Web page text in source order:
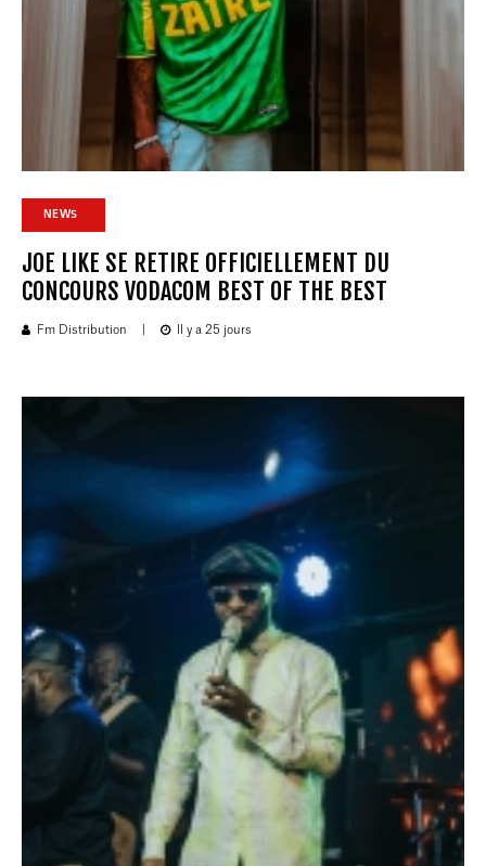
NEWS
JOE LIKE SE RETIRE OFFICIELLEMENT DU
CONCOURS VODACOM BEST OF THE BEST
Fm Distribution Il y a 25 jours